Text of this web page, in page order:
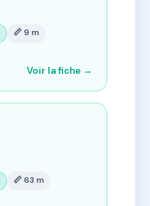
📏 9 m
Voir la fiche →
📏 63 m